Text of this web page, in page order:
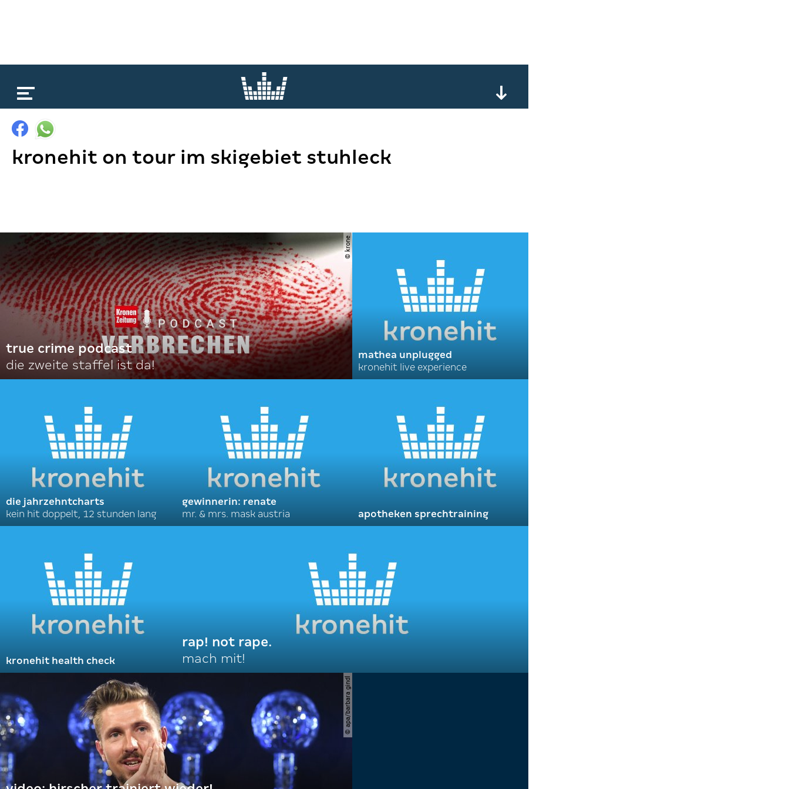
kronehit on tour im skigebiet stuhleck
© krone
true crime podcast
die zweite staffel ist da!
mathea unplugged
kronehit live experience
die jahrzehntcharts
kein hit doppelt, 12 stunden lang
gewinnerin: renate
mr. & mrs. mask austria
apotheken sprechtraining
kronehit health check
rap! not rape.
mach mit!
© apa/barbara gindl